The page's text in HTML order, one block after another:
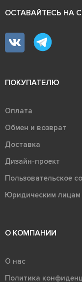
ОСТАВАЙТЕСЬ НА
ПОКУПАТЕЛЮ
Оплата
Обмен и возврат
Доставка
Дизайн-проект
Пользовательское
Юридическим лицам
О КОМПАНИИ
О нас
Политика